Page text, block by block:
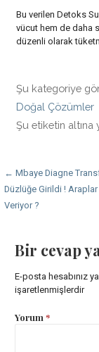
Bu verilen Detoks
vücut hem de daha
düzenli olarak
Şu kategoriye
Doğal Çözümler
Şu etiketin altına
Yazı
dolaşımı
← Mbaye Diagne
Düzlüğe Girildi ! Araplar
Veriyor ?
Bir cevap
E-posta hesabınız
işaretlenmişlerdir
Yorum *